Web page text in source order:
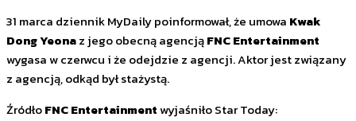
31 marca dziennik MyDaily poinformował, że umowa Kwak
Dong Yeonaz jego obecną agencjąFNC Entertainment
wygasa w czerwcu i że odejdzie z agencji. Aktor jest związany
z agencją, odkąd był stażystą.
ŹródłoFNC Entertainmentwyjaśniło Star Today: